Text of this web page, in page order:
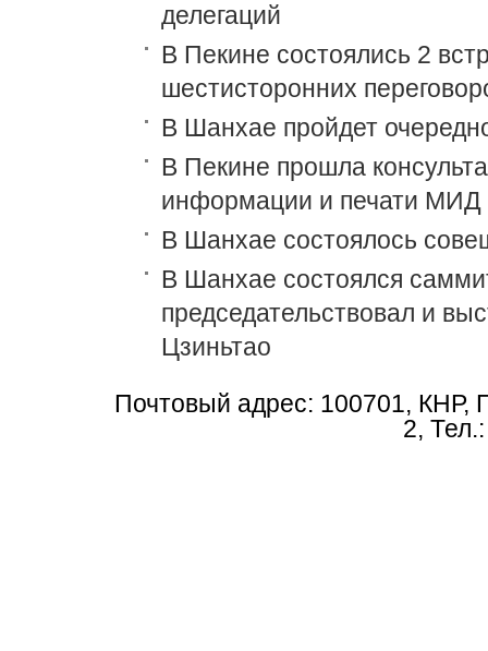
делегаций
В Пекине состоялись 2
шестисторонних
В Шанхае пройдет
В Пекине прошла
информации и печати МИД
В Шанхае состоялось
В Шанхае состоялся
председательствовал и
Цзиньтао
Почтовый адрес: 100701, КНР,
2,